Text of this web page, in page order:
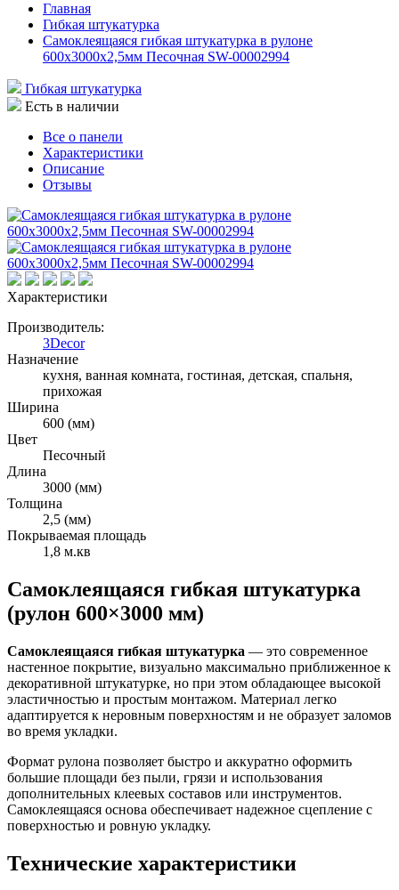
Главная
Гибкая штукатурка
Самоклеящаяся гибкая штукатурка в рулоне
600х3000х2,5мм Песочная SW-00002994
Гибкая штукатурка
Есть в наличии
Все о панели
Характеристики
Описание
Отзывы
Характеристики
Производитель:
3Decor
Назначение
кухня, ванная комната, гостиная, детская, спальня,
прихожая
Ширина
600 (мм)
Цвет
Песочный
Длина
3000 (мм)
Толщина
2,5 (мм)
Покрываемая площадь
1,8 м.кв
Самоклеящаяся гибкая штукатурка
(рулон 600×3000 мм)
Самоклеящаяся гибкая штукатурка — это современное
настенное покрытие, визуально максимально приближенное к
декоративной штукатурке, но при этом обладающее высокой
эластичностью и простым монтажом. Материал легко
адаптируется к неровным поверхностям и не образует заломов
во время укладки.
Формат рулона позволяет быстро и аккуратно оформить
большие площади без пыли, грязи и использования
дополнительных клеевых составов или инструментов.
Самоклеящаяся основа обеспечивает надежное сцепление с
поверхностью и ровную укладку.
Технические характеристики